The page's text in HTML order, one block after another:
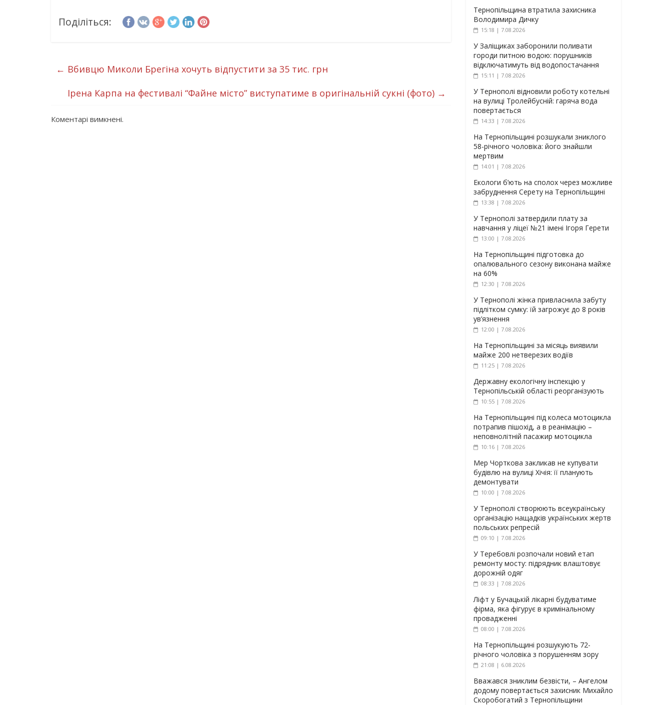
Поділіться:
← Вбивцю Миколи Брегіна хочуть відпустити за 35 тис. грн
Ірена Карпа на фестивалі “Файне місто” виступатиме в оригінальній сукні (фото) →
Коментарі вимкнені.
Тернопільщина втратила захисника
Володимира Дичку
15:18 | 7.08.2026
У Заліщиках заборонили поливати
городи питною водою: порушників
відключатимуть від водопостачання
15:11 | 7.08.2026
У Тернополі відновили роботу котельні
на вулиці Тролейбусній: гаряча вода
повертається
14:33 | 7.08.2026
На Тернопільщині розшукали зниклого
58-річного чоловіка: його знайшли
мертвим
14:01 | 7.08.2026
Екологи б’ють на сполох через можливе
забруднення Серету на Тернопільщині
13:38 | 7.08.2026
У Тернополі затвердили плату за
навчання у ліцеї №21 імені Ігоря Герети
13:00 | 7.08.2026
На Тернопільщині підготовка до
опалювального сезону виконана майже
на 60%
12:30 | 7.08.2026
У Тернополі жінка привласнила забуту
підлітком сумку: їй загрожує до 8 років
ув’язнення
12:00 | 7.08.2026
На Тернопільщині за місяць виявили
майже 200 нетверезих водіїв
11:25 | 7.08.2026
Державну екологічну інспекцію у
Тернопільській області реорганізують
10:55 | 7.08.2026
На Тернопільщині під колеса мотоцикла
потрапив пішохід, а в реанімацію –
неповнолітній пасажир мотоцикла
10:16 | 7.08.2026
Мер Чорткова закликав не купувати
будівлю на вулиці Хічія: її планують
демонтувати
10:00 | 7.08.2026
У Тернополі створюють всеукраїнську
організацію нащадків українських жертв
польських репресій
09:10 | 7.08.2026
У Теребовлі розпочали новий етап
ремонту мосту: підрядник влаштовує
дорожній одяг
08:33 | 7.08.2026
Ліфт у Бучацькій лікарні будуватиме
фірма, яка фігурує в кримінальному
провадженні
08:00 | 7.08.2026
На Тернопільщині розшукують 72-
річного чоловіка з порушенням зору
21:08 | 6.08.2026
Вважався зниклим безвісти, – Ангелом
додому повертається захисник Михайло
Скоробогатий з Тернопільщини